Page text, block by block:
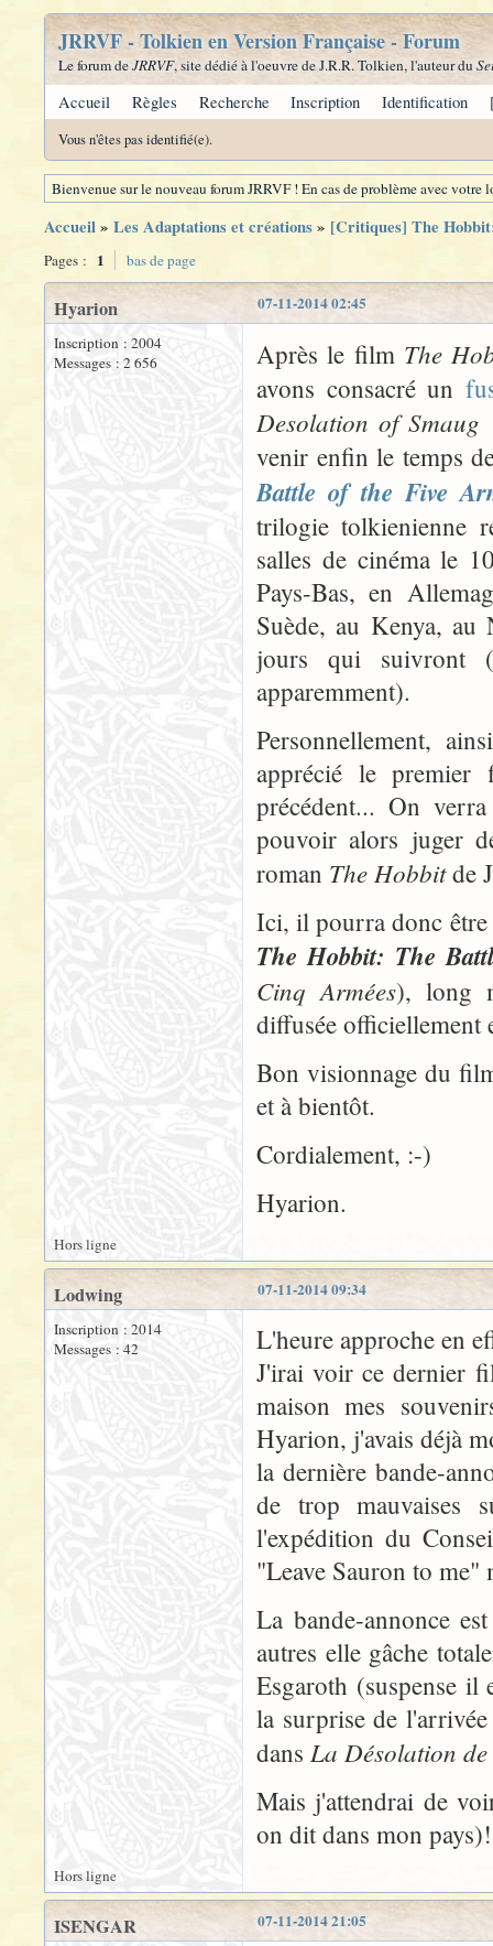
JRRVF - Tolkien en Version Française - Forum
Le forum deJRRVF, site dédié à l'oeuvre de J.R.R. Tolkien, l'auteur du
Accueil Règles Recherche Inscription Identification
Vous n'êtes pas identifié(e).
Bienvenue sur le nouveau forum JRRVF ! En cas de problème avec
Accueil» Les Adaptations et créations» [Critiques] The
Pages : 1 bas de page
07-11-2014 02:45
Hyarion
Inscription : 2004
Messages : 2 656
Après le film The
avons consacré un
Desolation of Smaug
venir enfin le temps
Battle of the Five
trilogie tolkienienne
salles de cinéma le
Pays-Bas, en
Suède, au Kenya, au
jours qui suivront
apparemment).
Personnellement,
apprécié le
précédent... On
pouvoir alors juger
roman The Hobbitde
Ici, il pourra donc être
The Hobbit: The
Cinq Armées), long
diffusée officiellement
Bon visionnage du
et à bientôt.
Cordialement, :-)
Hyarion.
Hors ligne
07-11-2014 09:34
Lodwing
Inscription : 2014
Messages : 42
L'heure approche en
J'irai voir ce dernier
maison mes
Hyarion, j'avais déjà
la dernière bande-
de trop mauvaises
l'expédition du
"Leave Sauron to
La bande-annonce
autres elle gâche
Esgaroth (suspense
la surprise de
dans La Désolation
Mais j'attendrai de
on dit dans mon pays)!
Hors ligne
07-11-2014 21:05
ISENGAR